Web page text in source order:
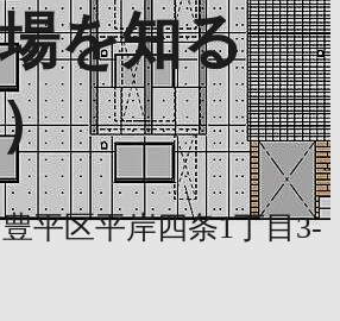
を知る
平区平岸四条1丁目3-